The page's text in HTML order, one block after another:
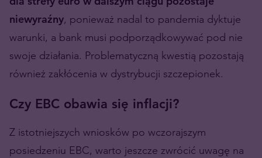
niewyraźny, ponieważ nadal to pandemia dyktuje
warunki, a bank musi podporządkowywać pod nie
swoje działania. Problematyczną kwestią pozostają
również zakłócenia w dystrybucji szczepionek.
Czy EBC obawia się inflacji?
Z istotniejszych wniosków po wczorajszym
posiedzeniu EBC, warto jeszcze zwrócić uwagę na